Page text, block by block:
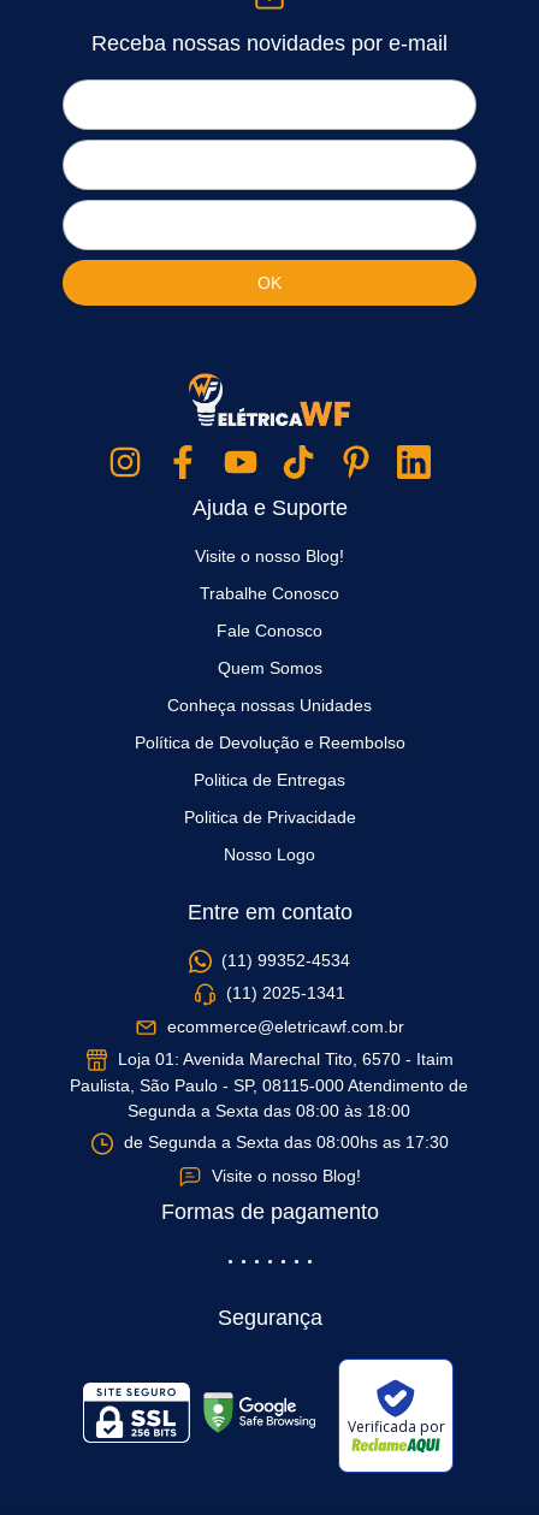
Receba nossas novidades por e-mail
Ajuda e Suporte
Visite o nosso Blog!
Trabalhe Conosco
Fale Conosco
Quem Somos
Conheça nossas Unidades
Política de Devolução e Reembolso
Politica de Entregas
Politica de Privacidade
Nosso Logo
Entre em contato
(11) 99352-4534
(11) 2025-1341
ecommerce@eletricawf.com.br
Loja 01: Avenida Marechal Tito, 6570 - Itaim
Paulista, São Paulo - SP, 08115-000 Atendimento de
Segunda a Sexta das 08:00 às 18:00
de Segunda a Sexta das 08:00hs as 17:30
Visite o nosso Blog!
Formas de pagamento
Verificada por